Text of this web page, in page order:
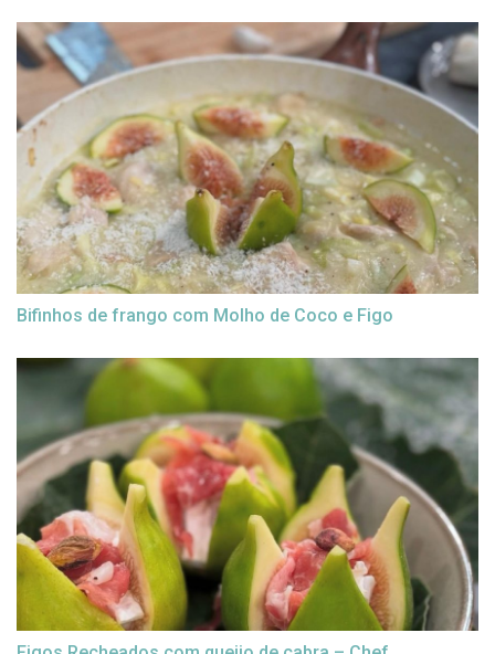
Bifinhos de frango com Molho de Coco e Figo